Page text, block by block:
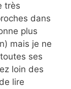
très
dans
plus
mais je ne
ses
loin des
lire